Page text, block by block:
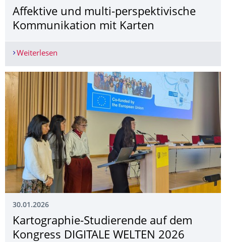
Affektive und multi-perspektivische
Kommunikation mit Karten
Weiterlesen
30.01.2026
Kartographie-Studierende auf dem
Kongress DIGITALE WELTEN 2026